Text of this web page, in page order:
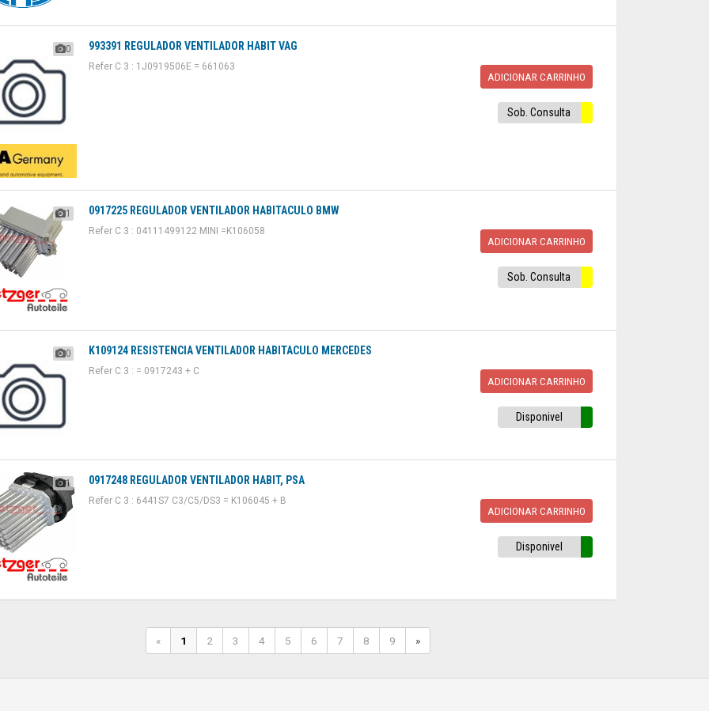
0 993391 REGULADOR VENTILADOR HABIT VAG
Refer C 3 : 1J0919506E = 661063
ADICIONAR CARRINHO
Sob. Consulta
1 0917225 REGULADOR VENTILADOR HABITACULO BMW
Refer C 3 : 04111499122 MINI =K106058
ADICIONAR CARRINHO
Sob. Consulta
0 K109124 RESISTENCIA VENTILADOR HABITACULO MERCEDES
Refer C 3 : = 0917243 + C
ADICIONAR CARRINHO
Disponivel
1 0917248 REGULADOR VENTILADOR HABIT, PSA
Refer C 3 : 6441S7 C3/C5/DS3 = K106045 + B
ADICIONAR CARRINHO
Disponivel
« 1 2 3 4 5 6 7 8 9 »